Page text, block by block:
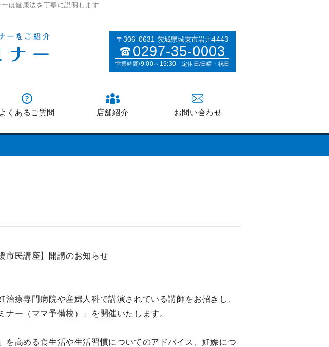
は健康法を丁寧に説明します
〒 306-0631 茨城県城東市岩井4443
0297-35-0003
営業時間/9:00～19:30 定休日/日曜・祝日
よくあるご質問 店舗紹介 お問い合わせ
市民講座】開講のお知らせ
治療専門病院や産婦人科で講演されている講師をお招きし、
ナー（ママ予備校）」を開催いたします。
を高める食生活や生活習慣についてのアドバイス、妊娠につ